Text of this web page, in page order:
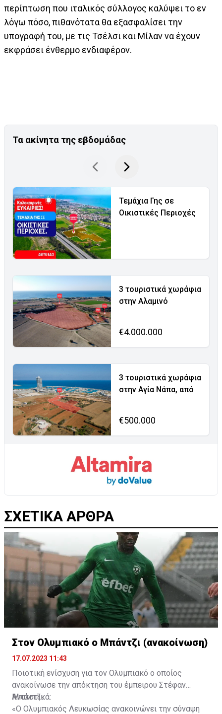
περίπτωση που ιταλικός σύλλογος καλύψει το εν
λόγω πόσο, πιθανότατα θα εξασφαλίσει την
υπογραφή του, με τις Τσέλσι και Μίλαν να έχουν
εκφράσει ένθερμο ενδιαφέρον.
Τα ακίνητα της εβδομάδας
Τεμάχια Γης σε
Οικιστικές Περιοχές
3 τουριστικά χωράφια
στην Αλαμινό
€4.000.000
3 τουριστικά χωράφια
στην Αγία Νάπα, από
€500.000
ΣΧΕΤΙΚΑ ΑΡΘΡΑ
Στον Ολυμπιακό ο Μπάντζι (ανακοίνωση)
17.07.2023 11:43
Ποιοτική ενίσχυση για τον Ολυμπιακό ο οποίος
ανακοίνωσε την απόκτηση του έμπειρου Στέφαν
Μπάντζι.
Αναλυτικά:
«Ο Ολυμπιακός Λευκωσίας ανακοινώνει την σύναψη